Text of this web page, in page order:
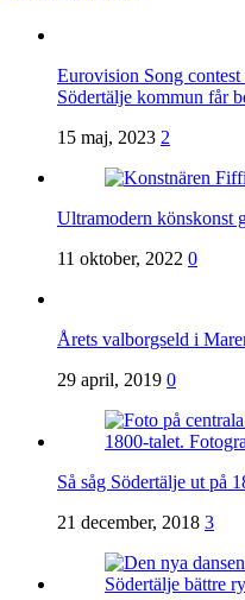
Eurovision Song
Södertälje kommun får
15 maj, 2023 2
Ultramodern könskonst
11 oktober, 2022 0
Årets valborgseld i
29 april, 2019 0
Så såg Södertälje ut på
21 december, 2018 3